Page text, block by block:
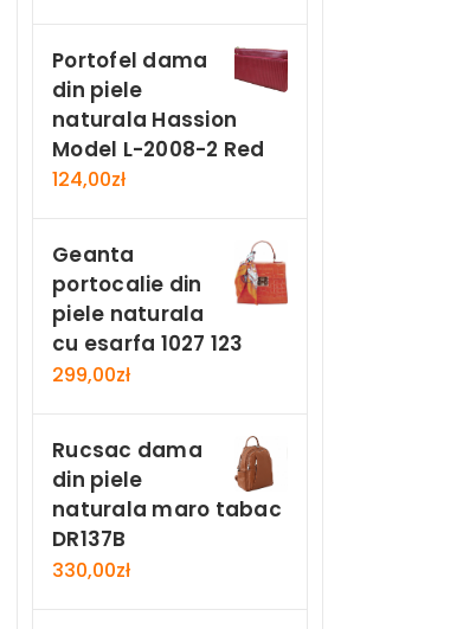
Portofel dama
din piele
naturala Hassion
Model L-2008-2 Red
124,00zł
Geanta
portocalie din
piele naturala
cu esarfa 1027 123
299,00zł
Rucsac dama
din piele
naturala maro tabac
DR137B
330,00zł